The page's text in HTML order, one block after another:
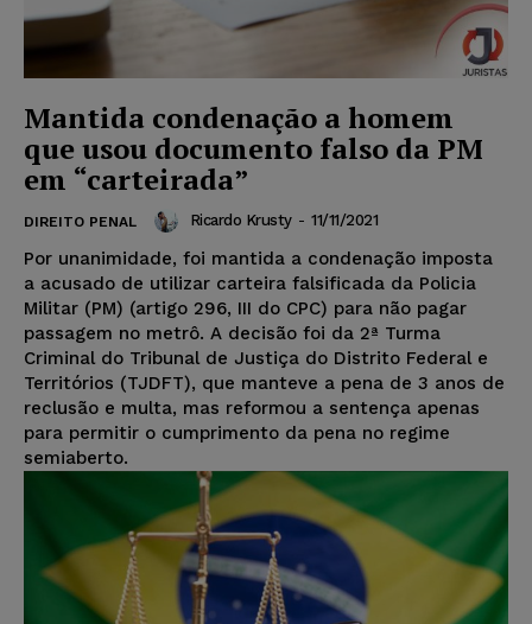
Mantida condenação a homem
que usou documento falso da PM
em “carteirada”
DIREITO PENAL Ricardo Krusty - 11/11/2021
Por unanimidade, foi mantida a condenação imposta
a acusado de utilizar carteira falsificada da Policia
Militar (PM) (artigo 296, III do CPC) para não pagar
passagem no metrô. A decisão foi da 2ª Turma
Criminal do Tribunal de Justiça do Distrito Federal e
Territórios (TJDFT), que manteve a pena de 3 anos de
reclusão e multa, mas reformou a sentença apenas
para permitir o cumprimento da pena no regime
semiaberto.